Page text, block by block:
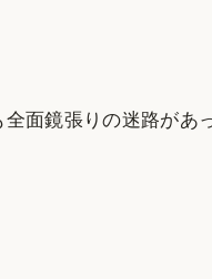
面鏡張りの迷路があ